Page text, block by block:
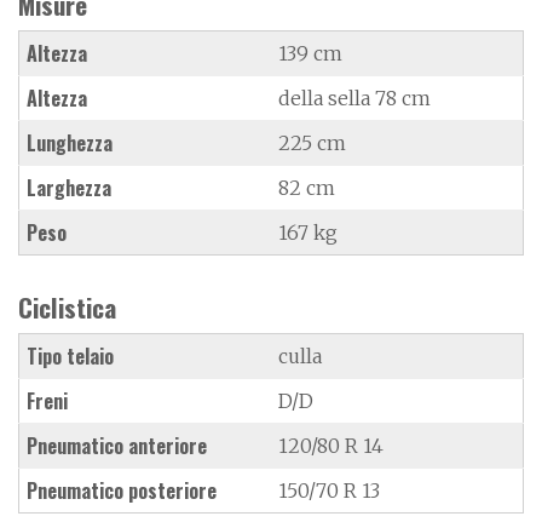
Altezza 139 cm
Altezza della sella 78 cm
Lunghezza 225 cm
Larghezza 82 cm
Peso 167 kg
Ciclistica
Tipo telaio culla
Freni D/D
Pneumatico anteriore 120/80 R 14
Pneumatico posteriore 150/70 R 13